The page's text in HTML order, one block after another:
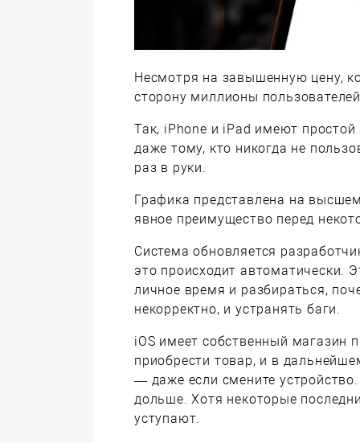
Несмотря на завышенную цену,
сторону миллионы
Так, iPhone и iPad имеют
даже тому, кто никогда не
раз в руки.
Графика представлена на
явное преимущество перед
Система обновляется
это происходит автоматически.
личное время и разбираться,
некорректно, и устранять баги.
iOS имеет собственный магазин
приобрести товар, и в
— даже если смените
дольше. Хотя некоторые
уступают.